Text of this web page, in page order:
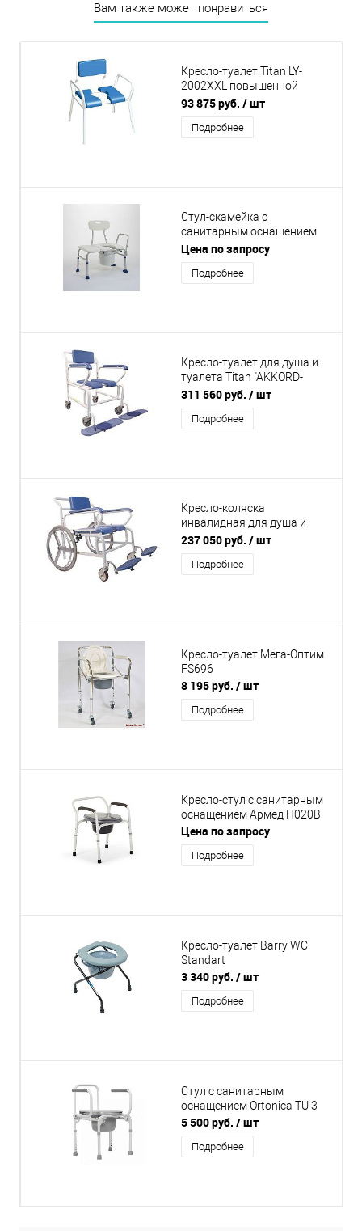
Вам также может понравиться
Кресло-туалет Titan LY-
2002XXL повышенной
грузоподъемности
93 875 руб. / шт
Подробнее
Стул-скамейка с
санитарным оснащением
для ванной Vermeiren Katy
Цена по запросу
Подробнее
Кресло-туалет для душа и
туалета Titan "AKKORD-
MAXI" LY-2003XXL
311 560 руб. / шт
Подробнее
Кресло-коляска
инвалидная для душа и
туалета Titan DTRS XXL LY-
250-1200
237 050 руб. / шт
Подробнее
Кресло-туалет Мега-Оптим
FS696
8 195 руб. / шт
Подробнее
Кресло-стул с санитарным
оснащением Армед Н020В
Цена по запросу
Подробнее
Кресло-туалет Barry WC
Standart
3 340 руб. / шт
Подробнее
Стул с санитарным
оснащением Ortonica TU 3
5 500 руб. / шт
Подробнее